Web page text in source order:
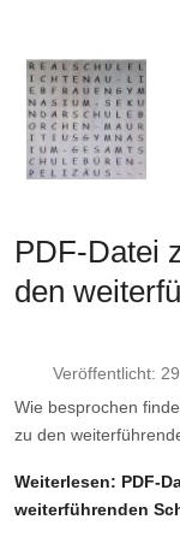
PDF-Datei
den
Veröffentlicht:
Wie besprochen
zu den
Weiterlesen: PDF-
weiterführenden